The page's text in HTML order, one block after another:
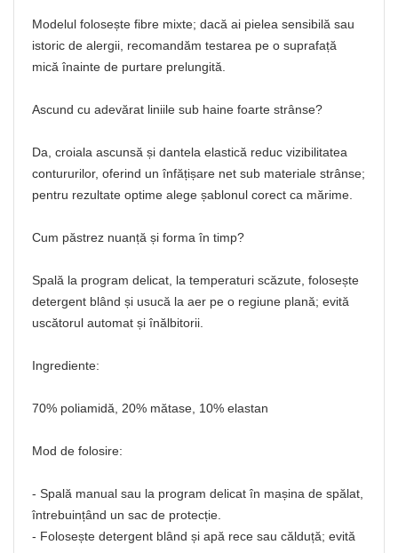
Modelul folosește fibre mixte; dacă ai pielea sensibilă sau
istoric de alergii, recomandăm testarea pe o suprafață
mică înainte de purtare prelungită.
Ascund cu adevărat liniile sub haine foarte strânse?
Da, croiala ascunsă și dantela elastică reduc vizibilitatea
contururilor, oferind un înfățișare net sub materiale strânse;
pentru rezultate optime alege șablonul corect ca mărime.
Cum păstrez nuanță și forma în timp?
Spală la program delicat, la temperaturi scăzute, folosește
detergent blând și usucă la aer pe o regiune plană; evită
uscătorul automat și înălbitorii.
Ingrediente:
70% poliamidă, 20% mătase, 10% elastan
Mod de folosire:
- Spală manual sau la program delicat în mașina de spălat,
întrebuințând un sac de protecție.
- Folosește detergent blând și apă rece sau călduță; evită